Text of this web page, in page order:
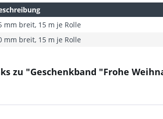
mm breit, 15 m je Rolle
mm breit, 15 m je Rolle
zu "Geschenkband "Frohe